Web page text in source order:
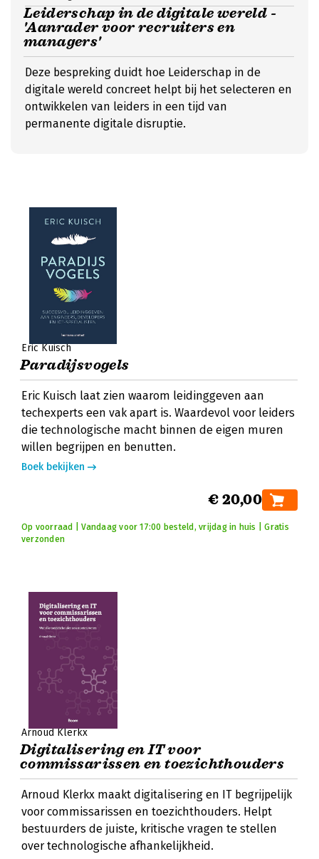
Leiderschap in de digitale wereld -
'Aanrader voor recruiters en
managers'
Deze bespreking duidt hoe Leiderschap in de
digitale wereld concreet helpt bij het selecteren en
ontwikkelen van leiders in een tijd van
permanente digitale disruptie.
Eric Kuisch
Paradijsvogels
Eric Kuisch laat zien waarom leidinggeven aan
techexperts een vak apart is. Waardevol voor leiders
die technologische macht binnen de eigen muren
willen begrijpen en benutten.
Boek bekijken
€ 20,00
Op voorraad | Vandaag voor 17:00 besteld, vrijdag in huis | Gratis
verzonden
Arnoud Klerkx
Digitalisering en IT voor
commissarissen en toezichthouders
Arnoud Klerkx maakt digitalisering en IT begrijpelijk
voor commissarissen en toezichthouders. Helpt
bestuurders de juiste, kritische vragen te stellen
over technologische afhankelijkheid.